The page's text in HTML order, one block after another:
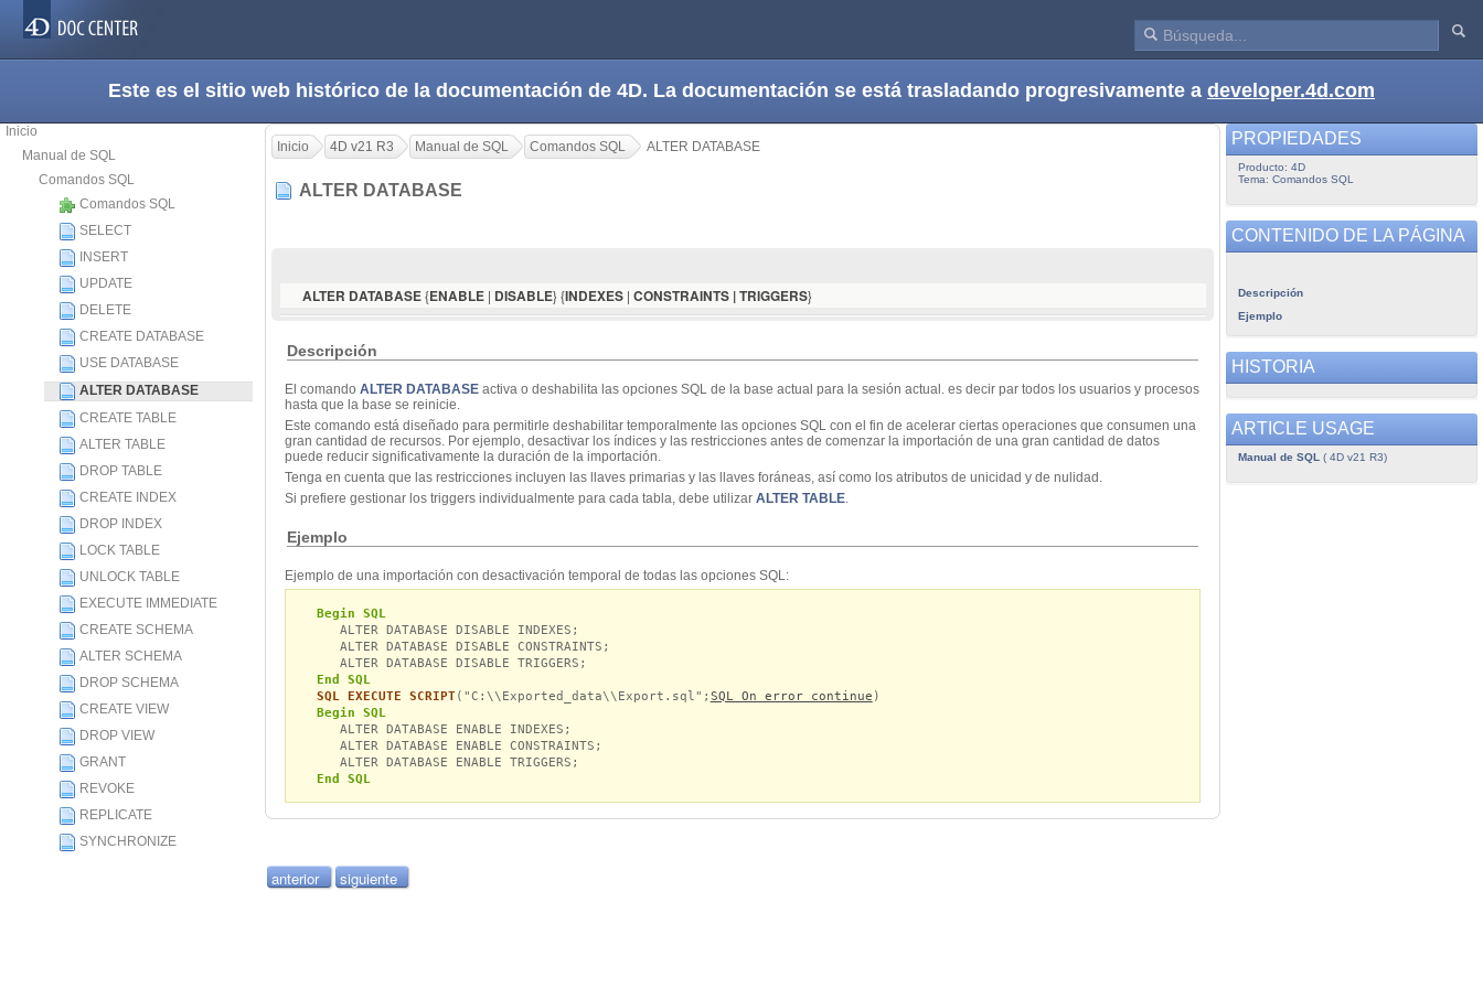
Este es el sitio web histórico de la documentación de 4D. La documentación se está trasladando progresivamente a developer.4d.com
Inicio
Manual de SQL
Comandos SQL
Comandos SQL
SELECT
INSERT
UPDATE
DELETE
CREATE DATABASE
USE DATABASE
ALTER DATABASE
CREATE TABLE
ALTER TABLE
DROP TABLE
CREATE INDEX
DROP INDEX
LOCK TABLE
UNLOCK TABLE
EXECUTE IMMEDIATE
CREATE SCHEMA
ALTER SCHEMA
DROP SCHEMA
CREATE VIEW
DROP VIEW
GRANT
REVOKE
REPLICATE
SYNCHRONIZE
Inicio 4D v21 R3 Manual de SQL Comandos SQL ALTER DATABASE
ALTER DATABASE
ALTER DATABASE{ENABLE | DISABLE} {INDEXES | CONSTRAINTS | TRIGGERS}
Descripción
El comando ALTER DATABASE activa o deshabilita las opciones SQL de la base actual para la sesión actual. es decir par todos los usuarios y procesos
hasta que la base se reinicie.
Este comando está diseñado para permitirle deshabilitar temporalmente las opciones SQL con el fin de acelerar ciertas operaciones que consumen una
gran cantidad de recursos. Por ejemplo, desactivar los índices y las restricciones antes de comenzar la importación de una gran cantidad de datos
puede reducir significativamente la duración de la importación.
Tenga en cuenta que las restricciones incluyen las llaves primarias y las llaves foráneas, así como los atributos de unicidad y de nulidad.
Si prefiere gestionar los triggers individualmente para cada tabla, debe utilizar ALTER TABLE.
Ejemplo
Ejemplo de una importación con desactivación temporal de todas las opciones SQL:
Begin SQL
ALTER DATABASE DISABLE INDEXES;
ALTER DATABASE DISABLE CONSTRAINTS;
ALTER DATABASE DISABLE TRIGGERS;
End SQL
SQL EXECUTE SCRIPT("C:\\Exported_data\\Export.sql"; SQL On error continue )
Begin SQL
ALTER DATABASE ENABLE INDEXES;
ALTER DATABASE ENABLE CONSTRAINTS;
ALTER DATABASE ENABLE TRIGGERS;
End SQL
anterior siguiente
PROPIEDADES
Producto: 4D
Tema: Comandos SQL
CONTENIDO DE LA PÁGINA
Descripción
Ejemplo
HISTORIA
ARTICLE USAGE
Manual de SQL ( 4D v21 R3)